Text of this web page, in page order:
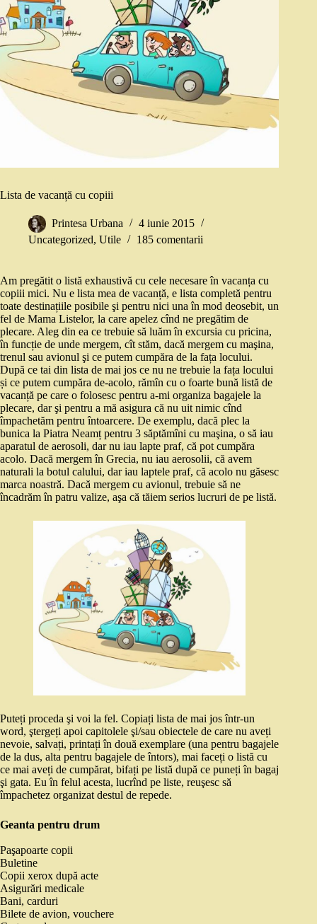
Lista de vacanță cu copiii
Printesa Urbana
4 iunie 2015
Uncategorized, Utile 185 comentarii
Am pregătit o listă exhaustivă cu cele necesare în vacanța cu
copiii mici. Nu e lista mea de vacanță, e lista completă pentru
toate destinațiile posibile şi pentru nici una în mod deosebit, un
fel de Mama Listelor, la care apelez cînd ne pregătim de
plecare. Aleg din ea ce trebuie să luăm în excursia cu pricina,
în funcție de unde mergem, cît stăm, dacă mergem cu maşina,
trenul sau avionul şi ce putem cumpăra de la fața locului.
După ce tai din lista de mai jos ce nu ne trebuie la fața locului
și ce putem cumpăra de-acolo, rămîn cu o foarte bună listă de
vacanță pe care o folosesc pentru a-mi organiza bagajele la
plecare, dar şi pentru a mă asigura că nu uit nimic cînd
împachetăm pentru întoarcere. De exemplu, dacă plec la
bunica la Piatra Neamț pentru 3 săptămîni cu maşina, o să iau
aparatul de aerosoli, dar nu iau lapte praf, că pot cumpăra
acolo. Dacă mergem în Grecia, nu iau aerosolii, că avem
naturali la botul calului, dar iau laptele praf, că acolo nu găsesc
marca noastră. Dacă mergem cu avionul, trebuie să ne
încadrăm în patru valize, aşa că tăiem serios lucruri de pe listă.
Puteți proceda şi voi la fel. Copiați lista de mai jos într-un
word, ştergeți apoi capitolele şi/sau obiectele de care nu aveți
nevoie, salvați, printați în două exemplare (una pentru bagajele
de la dus, alta pentru bagajele de întors), mai faceți o listă cu
ce mai aveți de cumpărat, bifați pe listă după ce puneți în bagaj
şi gata. Eu în felul acesta, lucrînd pe liste, reuşesc să
împachetez organizat destul de repede.
Geanta pentru drum
Paşapoarte copii
Buletine
Copii xerox după acte
Asigurări medicale
Bani, carduri
Bilete de avion, vouchere